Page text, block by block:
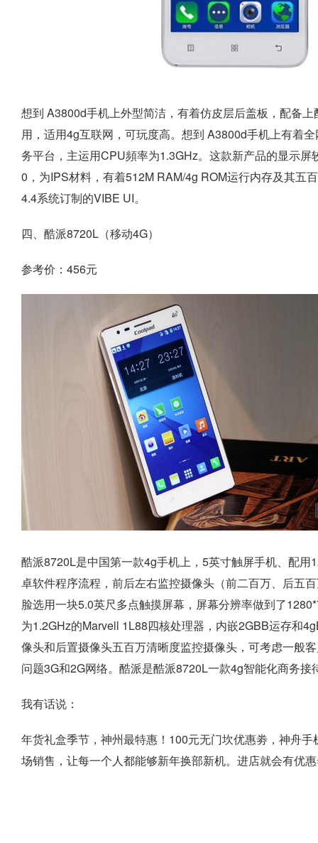
想到 A3800d手机上外型简洁，有着仿皮层后盖板，配备
用，适用4g互联网，可玩度高。想到 A3800d手机上有着
务平台，主运用CPU頻率为1.3GHz。这款新产品的显示
0，为IPS材料，有着512M RAM/4g ROM运行内存及其五
4.4系统订制的VIBE UI。
四、酷派8720L（移动4G）
参考价：456元
酷派8720L是中国第一款4g手机上，5英寸触屏手机、配
卓软件程序流程，前后左右监控摄像头（前二百万、后五
脸选用一块5.0英尺多点触摸屏幕，屏幕分辨率做到了
为1.2GHz的Marvell 1L88四核处理器，内嵌2GBB运存
像头和后置摄像头五百万清晰度监控摄像头，可考虑一般
问题3G和2G网络。酷派是酷派8720L一款4g智能化商务
我有话说：
年货礼盒季节，神州最特惠！100元无门坎优惠劵，神舟
场销售，让每一个人都能够新年换部新机。进店就会有优